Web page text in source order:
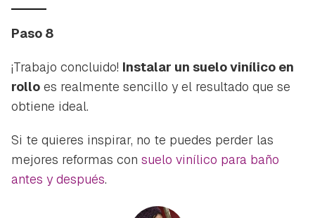
Paso 8
¡Trabajo concluido! Instalar un suelo vinílico en
rollo es realmente sencillo y el resultado que se
obtiene ideal.
Si te quieres inspirar, no te puedes perder las
mejores reformas con suelo vinílico para baño
antes y después.